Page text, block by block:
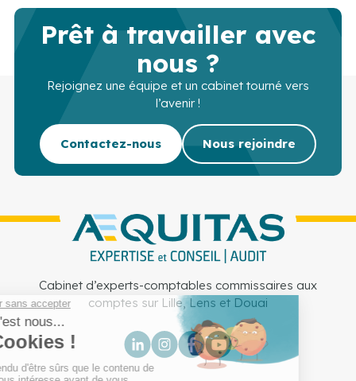
Prêt à travailler avec
nous ?
Rejoignez une équipe et un cabinet tourné vers
l’avenir !
Contactez-nous Nous rejoindre
Cabinet d’experts-comptables commissaires aux
comptes sur Lille, Lens et Douai